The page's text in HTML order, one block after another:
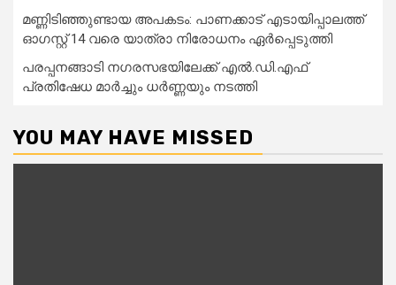
മണ്ണിടിഞ്ഞുണ്ടായ അപകടം: പാണക്കാട് എടായിപ്പാലത്ത്
ഓഗസ്റ്റ് 14 വരെ യാത്രാ നിരോധനം ഏര്‍പ്പെടുത്തി
പരപ്പനങ്ങാടി നഗരസഭയിലേക്ക് എൽ.ഡി.എഫ്
പ്രതിഷേധ മാർച്ചും ധർണ്ണയും നടത്തി
YOU MAY HAVE MISSED